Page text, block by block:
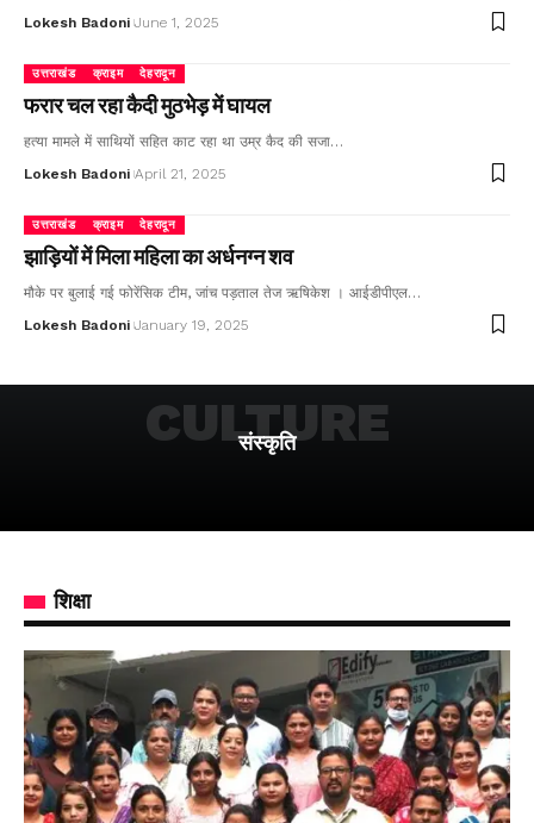
Lokesh Badoni June 1, 2025
उत्तराखंड क्राइम देहरादून
फरार चल रहा कैदी मुठभेड़ में घायल
हत्या मामले में साथियों सहित काट रहा था उम्र कैद की सजा…
Lokesh Badoni April 21, 2025
उत्तराखंड क्राइम देहरादून
झाड़ियों में मिला महिला का अर्धनग्न शव
मौके पर बुलाई गई फोरेंसिक टीम, जांच पड़ताल तेज ऋषिकेश । आईडीपीएल…
Lokesh Badoni January 19, 2025
संस्कृति
CULTURE
शिक्षा